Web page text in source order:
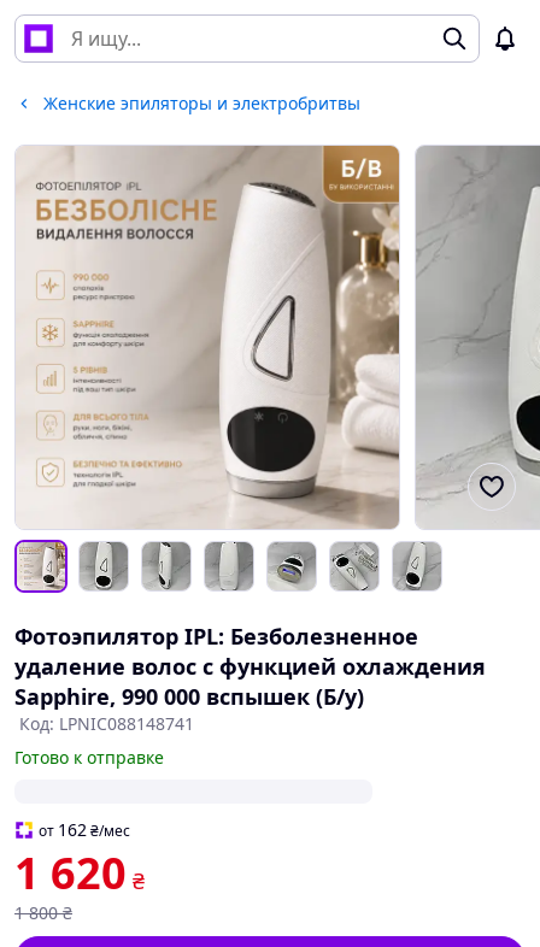
Женские эпиляторы и электробритвы
Фотоэпилятор IPL: Безболезненное
удаление волос с функцией охлаждения
Sapphire, 990 000 вспышек (Б/у)
Код: LPNIC088148741
Готово к отправке
от 162₴/мес
1 620 ₴
1 800 ₴